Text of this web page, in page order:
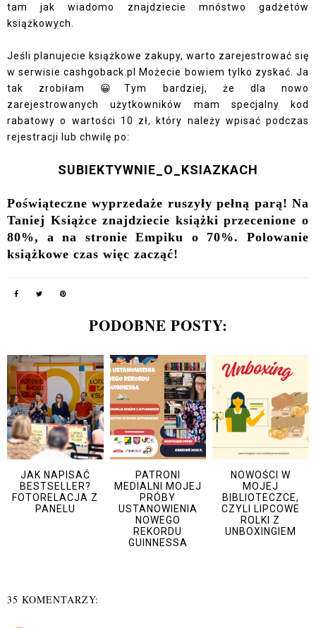
tam jak wiadomo znajdziecie mnóstwo gadżetów
książkowych.
Jeśli planujecie książkowe zakupy, warto zarejestrować się
w serwisie cashgoback.pl Możecie bowiem tylko zyskać. Ja
tak zrobiłam 😀Tym bardziej, że dla nowo
zarejestrowanych użytkowników mam specjalny kod
rabatowy o wartości 10 zł, który należy wpisać podczas
rejestracji lub chwilę po:
SUBIEKTYWNIE_O_KSIAZKACH
Poświąteczne wyprzedaże ruszyły pełną parą! Na
Taniej Książce znajdziecie książki przecenione o
80%, a na stronie Empiku o 70%. Polowanie
książkowe czas więc zacząć!
PODOBNE POSTY:
JAK NAPISAĆ
BESTSELLER?
FOTORELACJA Z
PANELU
PATRONI
MEDIALNI MOJEJ
PRÓBY
USTANOWIENIA
NOWEGO
REKORDU
GUINNESSA
NOWOŚCI W
MOJEJ
BIBLIOTECZCE,
CZYLI LIPCOWE
ROLKI Z
UNBOXINGIEM
35 KOMENTARZY: